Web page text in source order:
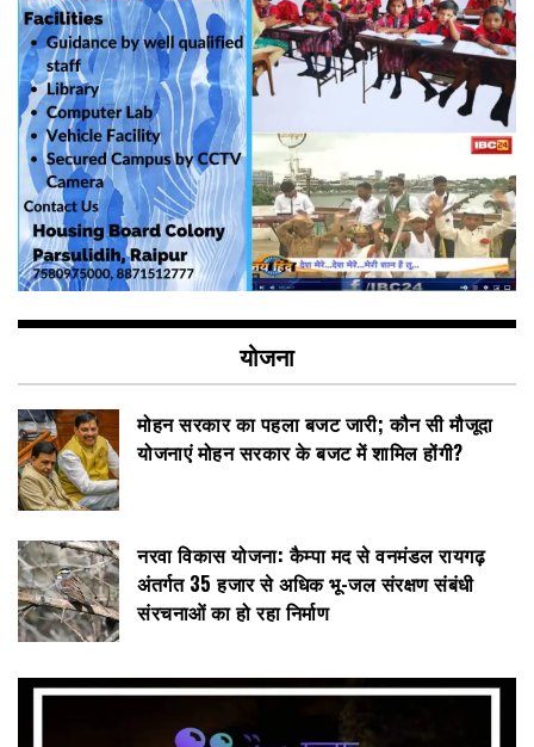
योजना
मोहन सरकार का पहला बजट जारी; कौन सी मौजूदा
योजनाएं मोहन सरकार के बजट में शामिल होंगी?
नरवा विकास योजना: कैम्पा मद से वनमंडल रायगढ़
अंतर्गत 35 हजार से अधिक भू-जल संरक्षण संबंधी
संरचनाओं का हो रहा निर्माण